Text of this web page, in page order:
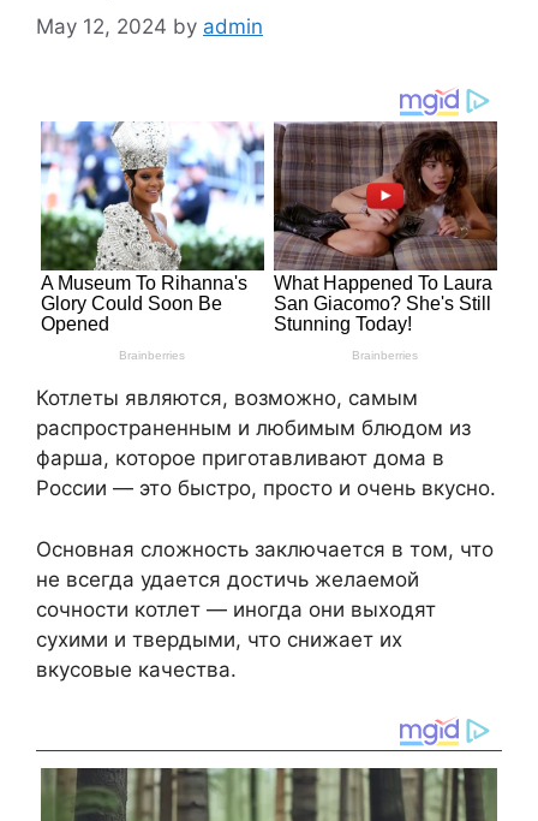
May 12, 2024 by admin
Котлеты являются, возможно, самым
распространенным и любимым блюдом из
фарша, которое приготавливают дома в
России — это быстро, просто и очень вкусно.
Основная сложность заключается в том, что
не всегда удается достичь желаемой
сочности котлет — иногда они выходят
сухими и твердыми, что снижает их
вкусовые качества.